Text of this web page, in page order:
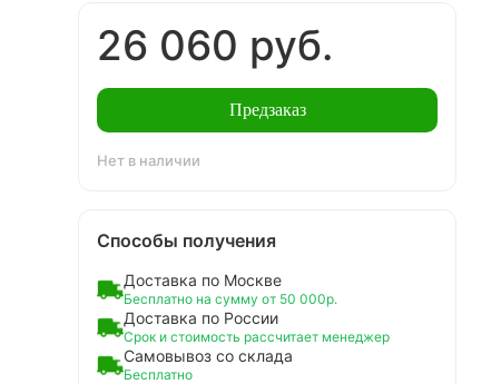
26 060 руб.
Предзаказ
Нет в наличии
Способы получения
Доставка по Москве
Бесплатно на сумму от 50 000р.
Доставка по России
Срок и стоимость рассчитает менеджер
Самовывоз со склада
Бесплатно